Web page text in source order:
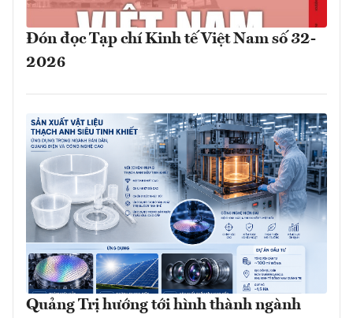
Đón đọc Tạp chí Kinh tế Việt Nam số 32-
2026
Quảng Trị hướng tới hình thành ngành